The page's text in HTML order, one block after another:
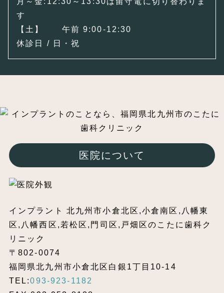
す
【土】 午前 9:00-12:30
休診日 / 日・祝
医院について
インプラント 北九州市小倉北区,小倉南区,八幡東
区,八幡西区,若松区,門司区,戸畑区のこたに歯科ク
リニック
〒802-0074
福岡県北九州市小倉北区白銀1丁目10-14
TEL:093-923-1182